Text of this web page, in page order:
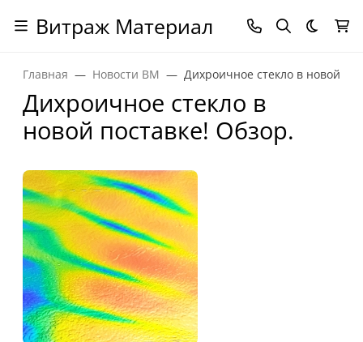
Витраж Материал Темная
Главная Новости ВМ Дихроичное стекло в новой
Дихроичное стекло в
новой поставке! Обзор.